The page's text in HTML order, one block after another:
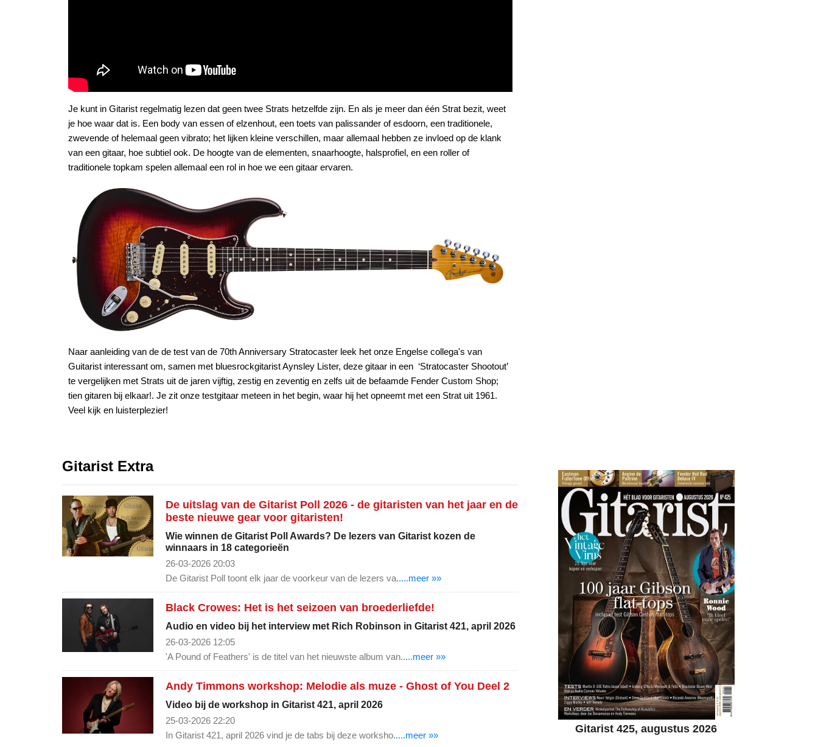
Je kunt in Gitarist regelmatig lezen dat geen twee Strats hetzelfde zijn. En als je meer dan één Strat bezit, weet
je hoe waar dat is. Een body van essen of elzenhout, een toets van palissander of esdoorn, een traditionele,
zwevende of helemaal geen vibrato; het lijken kleine verschillen, maar allemaal hebben ze invloed op de klank
van een gitaar, hoe subtiel ook. De hoogte van de elementen, snaarhoogte, halsprofiel, en een roller of
traditionele topkam spelen allemaal een rol in hoe we een gitaar ervaren.
Naar aanleiding van de de test van de 70th Anniversary Stratocaster leek het onze Engelse collega's van
Guitarist interessant om, samen met bluesrockgitarist Aynsley Lister, deze gitaar in een ‘Stratocaster Shootout’
te vergelijken met Strats uit de jaren vijftig, zestig en zeventig en zelfs uit de befaamde Fender Custom Shop;
tien gitaren bij elkaar!. Je zit onze testgitaar meteen in het begin, waar hij het opneemt met een Strat uit 1961.
Veel kijk en luisterplezier!
Gitarist Extra
De uitslag van de Gitarist Poll 2026 - de gitaristen van het jaar en de
beste nieuwe gear voor gitaristen!
Wie winnen de Gitarist Poll Awards? De lezers van Gitarist kozen de
winnaars in 18 categorieën
26-03-2026 20:03
De Gitarist Poll toont elk jaar de voorkeur van de lezers va.....meer »»
Black Crowes: Het is het seizoen van broederliefde!
Audio en video bij het interview met Rich Robinson in Gitarist 421, april 2026
26-03-2026 12:05
'A Pound of Feathers' is de titel van het nieuwste album van.....meer »»
Andy Timmons workshop: Melodie als muze - Ghost of You Deel 2
Video bij de workshop in Gitarist 421, april 2026
25-03-2026 22:20
In Gitarist 421, april 2026 vind je de tabs bij deze worksho.....meer »»
Gitarist 425, augustus 2026